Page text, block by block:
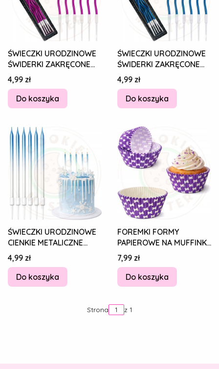
ŚWIECZKI URODZINOWE
ŚWIDERKI ZAKRĘCONE
DEKORCYJNE NA TORT
RÓŻOWE 6 szt.
Cena
4,99 zł
Do koszyka
ŚWIECZKI URODZINOWE
ŚWIDERKI ZAKRĘCONE
DEKORCYJNE NA TORT
NIEBIESKIE 6 szt.
Cena
4,99 zł
Do koszyka
ŚWIECZKI URODZINOWE
CIENKIE METALICZNE
PROSTE OMBRE BIAŁO-
NIEBIESKIE 6 szt.
Cena
4,99 zł
Do koszyka
FOREMKI FORMY
PAPIEROWE NA MUFFINKI
BABECZKI PAPILOTKI DO
PIECZENIA 200 szt
Cena
7,99 zł
Do koszyka
Strona z 1